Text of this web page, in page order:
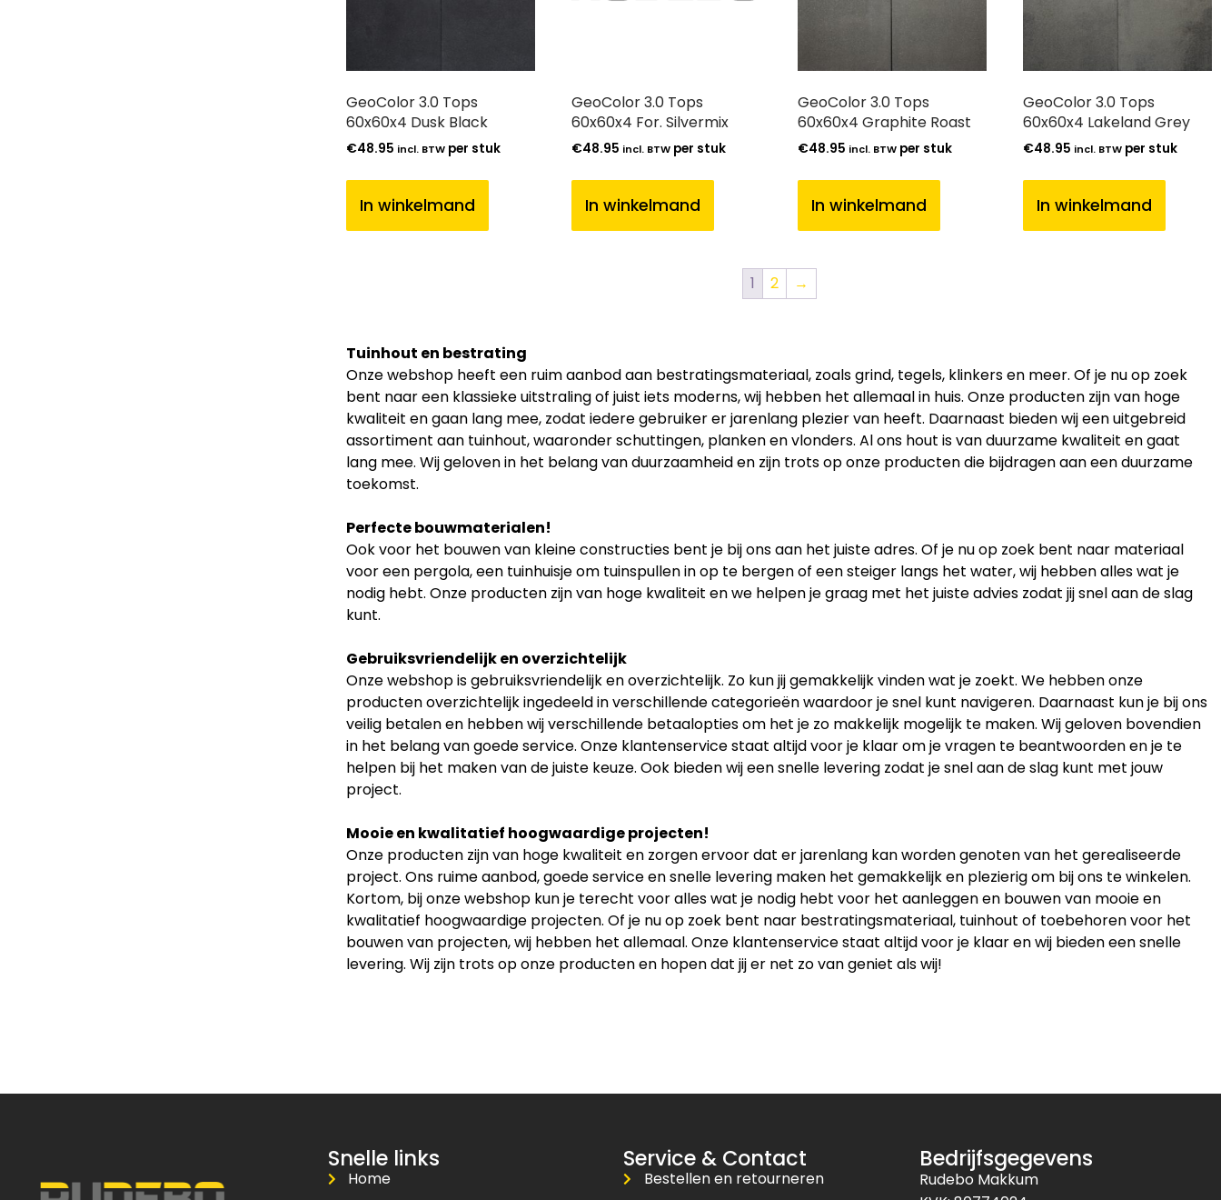
GeoColor 3.0 Tops
60x60x4 Dusk Black
€48.95 incl. BTW per stuk
In winkelmand
GeoColor 3.0 Tops
60x60x4 For. Silvermix
€48.95 incl. BTW per stuk
In winkelmand
GeoColor 3.0 Tops
60x60x4 Graphite Roast
€48.95 incl. BTW per stuk
In winkelmand
GeoColor 3.0 Tops
60x60x4 Lakeland Grey
€48.95 incl. BTW per stuk
In winkelmand
1 2 →
Tuinhout en bestrating
Onze webshop heeft een ruim aanbod aan bestratingsmateriaal, zoals grind, tegels, klinkers en meer. Of je nu op zoek
bent naar een klassieke uitstraling of juist iets moderns, wij hebben het allemaal in huis. Onze producten zijn van hoge
kwaliteit en gaan lang mee, zodat iedere gebruiker er jarenlang plezier van heeft. Daarnaast bieden wij een uitgebreid
assortiment aan tuinhout, waaronder schuttingen, planken en vlonders. Al ons hout is van duurzame kwaliteit en gaat
lang mee. Wij geloven in het belang van duurzaamheid en zijn trots op onze producten die bijdragen aan een duurzame
toekomst.
Perfecte bouwmaterialen!
Ook voor het bouwen van kleine constructies bent je bij ons aan het juiste adres. Of je nu op zoek bent naar materiaal
voor een pergola, een tuinhuisje om tuinspullen in op te bergen of een steiger langs het water, wij hebben alles wat je
nodig hebt. Onze producten zijn van hoge kwaliteit en we helpen je graag met het juiste advies zodat jij snel aan de slag
kunt.
Gebruiksvriendelijk en overzichtelijk
Onze webshop is gebruiksvriendelijk en overzichtelijk. Zo kun jij gemakkelijk vinden wat je zoekt. We hebben onze
producten overzichtelijk ingedeeld in verschillende categorieën waardoor je snel kunt navigeren. Daarnaast kun je bij ons
veilig betalen en hebben wij verschillende betaalopties om het je zo makkelijk mogelijk te maken. Wij geloven bovendien
in het belang van goede service. Onze klantenservice staat altijd voor je klaar om je vragen te beantwoorden en je te
helpen bij het maken van de juiste keuze. Ook bieden wij een snelle levering zodat je snel aan de slag kunt met jouw
project.
Mooie en kwalitatief hoogwaardige projecten!
Onze producten zijn van hoge kwaliteit en zorgen ervoor dat er jarenlang kan worden genoten van het gerealiseerde
project. Ons ruime aanbod, goede service en snelle levering maken het gemakkelijk en plezierig om bij ons te winkelen.
Kortom, bij onze webshop kun je terecht voor alles wat je nodig hebt voor het aanleggen en bouwen van mooie en
kwalitatief hoogwaardige projecten. Of je nu op zoek bent naar bestratingsmateriaal, tuinhout of toebehoren voor het
bouwen van projecten, wij hebben het allemaal. Onze klantenservice staat altijd voor je klaar en wij bieden een snelle
levering. Wij zijn trots op onze producten en hopen dat jij er net zo van geniet als wij!
Snelle links
Home
Service & Contact
Bestellen en retourneren
Bedrijfsgegevens
Rudebo Makkum